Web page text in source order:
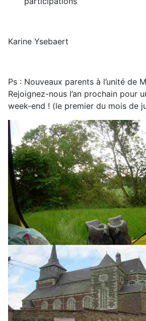
Karine Ysebaert
Ps : Nouveaux parents à l’unité de
Rejoignez-nous l’an prochain pour
week-end ! (le premier du mois de